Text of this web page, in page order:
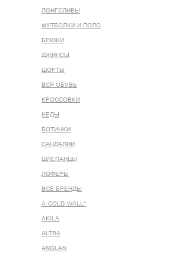
ЛОНГСЛИВЫ
ФУТБОЛКИ И ПОЛО
БРЮКИ
ДЖИНСЫ
ШОРТЫ
ВСЯ ОБУВЬ
КРОССОВКИ
КЕДЫ
БОТИНКИ
САНДАЛИИ
ШЛЕПАНЦЫ
ЛОФЕРЫ
ВСЕ БРЕНДЫ
A-COLD-WALL*
AKILA
ALTRA
ANGLAN